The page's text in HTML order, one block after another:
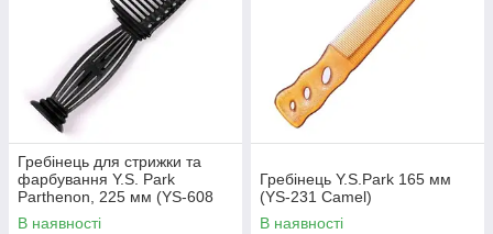
Гребінець для стрижки та
фарбування Y.S. Park
Parthenon, 225 мм (YS-608
Carbon Black)
В наявності
Гребінець Y.S.Park 165 мм
(YS-231 Camel)
В наявності